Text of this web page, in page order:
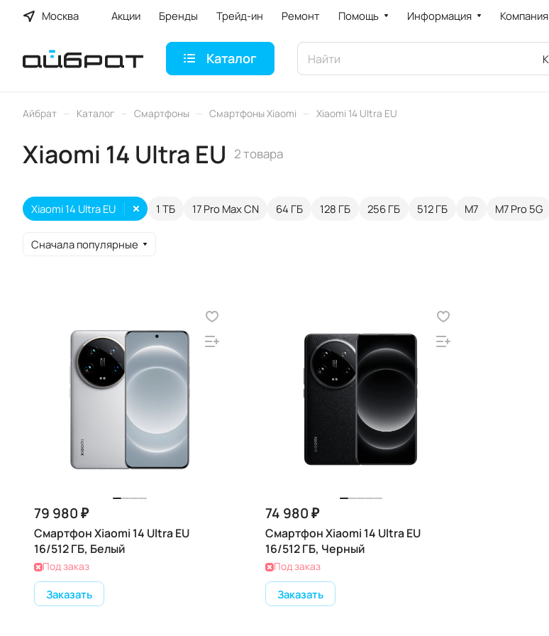
Москва Акции Бренды Трейд-ин Ремонт Помощь Информация Компания
Каталог
Айбрат – Каталог – Смартфоны – Смартфоны Xiaomi – Xiaomi 14 Ultra EU
Xiaomi 14 Ultra EU 2 товара
1 ТБ 17 Pro Max CN 64 ГБ 128 ГБ 256 ГБ 512 ГБ M7 M7 Pro 5G
Xiaomi 14 Ultra EU
Сначала популярные
79 980 ₽
Смартфон Xiaomi 14 Ultra EU
16/512 ГБ, Белый
Под заказ
Заказать
74 980 ₽
Смартфон Xiaomi 14 Ultra EU
16/512 ГБ, Черный
Под заказ
Заказать